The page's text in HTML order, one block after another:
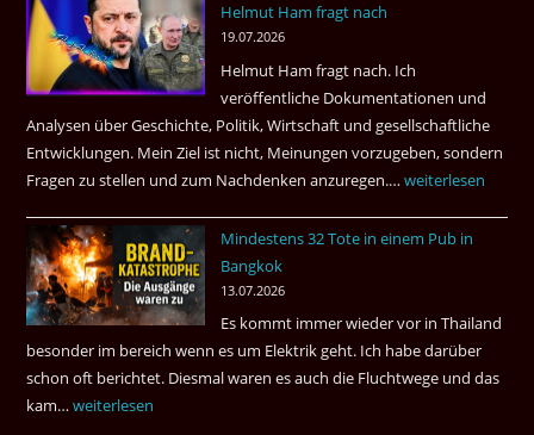
3
Tote
kamen
dazu.
Helmut Ham fragt nach
19.07.2026
Helmut Ham fragt nach. Ich
veröffentliche Dokumentationen und
Analysen über Geschichte, Politik, Wirtschaft und gesellschaftliche
Entwicklungen. Mein Ziel ist nicht, Meinungen vorzugeben, sondern
Fragen zu stellen und zum Nachdenken anzuregen.…Russland
Was
können?
|
Helmut
weiterlesen
Mindestens 32 Tote in einem Pub in
Bangkok
13.07.2026
Es kommt immer wieder vor in Thailand
besonder im bereich wenn es um Elektrik geht. Ich habe darüber
schon oft berichtet. Diesmal waren es auch die Fluchtwege und das
kam…Mindestens
weiterlesen